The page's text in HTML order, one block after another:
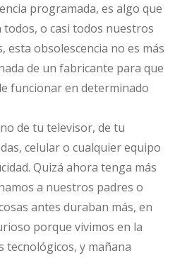
programada, es algo que
o casi todos nuestros
esta obsolescencia no es más
de un fabricante para que
funcionar en determinado
de tu televisor, de tu
celular o cualquier equipo
Quizá ahora tenga más
a nuestros padres o
antes duraban más, en
porque vivimos en la
tecnológicos, y mañana